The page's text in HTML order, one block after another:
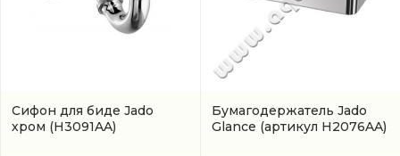
Сифон для биде Jado
хром (H3091AA)
Бумагодержатель Jado
Glance (артикул H2076AA)